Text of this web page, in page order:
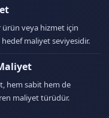
veya hizmet için
maliyet seviyesidir.
hem sabit hem de
maliyet türüdür.